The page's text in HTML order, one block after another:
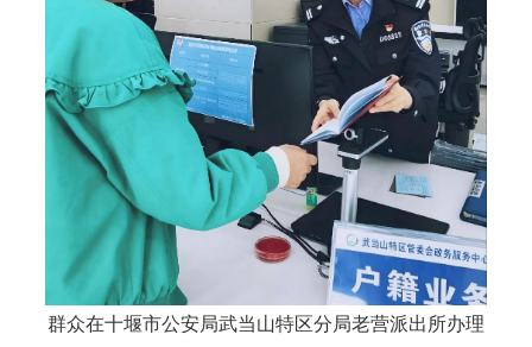
群众在十堰市公安局武当山特区分局老营派出所办理